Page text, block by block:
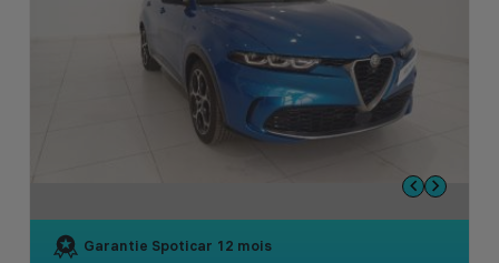
Garantie Spoticar 12 mois